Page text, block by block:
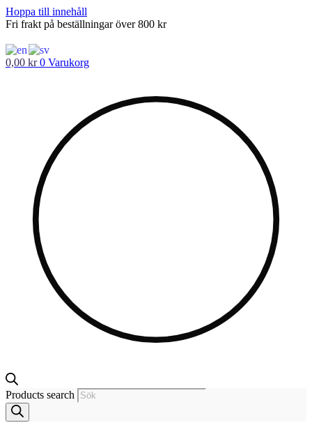
Hoppa till innehåll
Fri frakt på beställningar över 800 kr
0,00 kr 0 Varukorg
Products search